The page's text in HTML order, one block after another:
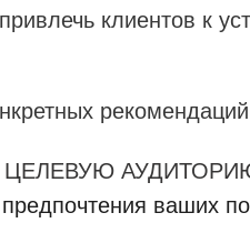
клиентов к
ЦЕЛЕВУЮ
ваших